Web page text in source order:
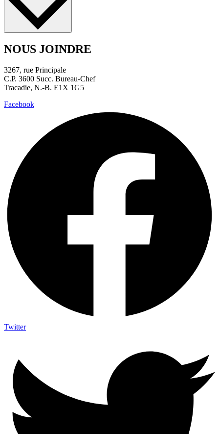
NOUS JOINDRE
3267, rue Principale
C.P. 3600 Succ. Bureau-Chef
Tracadie, N.-B. E1X 1G5
Facebook
Twitter